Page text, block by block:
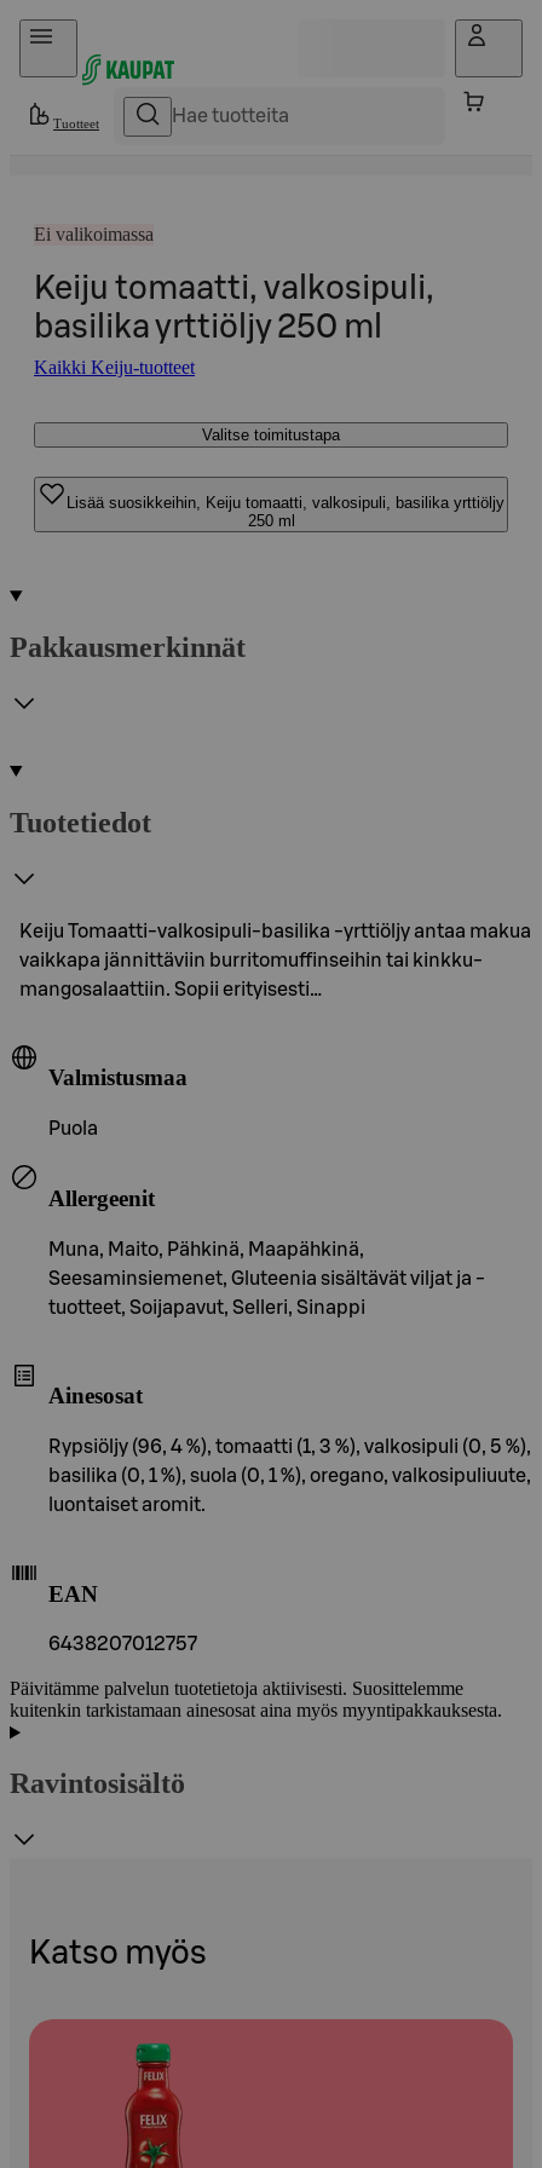
Hyppää sisältöön
Tuotteet
Ei valikoimassa
Keiju tomaatti, valkosipuli,
basilika yrttiöljy 250 ml
Kaikki Keiju-tuotteet
Valitse toimitustapa
Lisää suosikkeihin, Keiju tomaatti, valkosipuli, basilika yrttiöljy
250 ml
Pakkausmerkinnät
Tuotetiedot
Keiju Tomaatti-valkosipuli-basilika -yrttiöljy antaa makua
vaikkapa jännittäviin burritomuffinseihin tai kinkku-
mangosalaattiin. Sopii erityisesti…
Valmistusmaa
Puola
Allergeenit
Muna, Maito, Pähkinä, Maapähkinä,
Seesaminsiemenet, Gluteenia sisältävät viljat ja -
tuotteet, Soijapavut, Selleri, Sinappi
Ainesosat
Rypsiöljy (96, 4 %), tomaatti (1, 3 %), valkosipuli (0, 5 %),
basilika (0, 1 %), suola (0, 1 %), oregano, valkosipuliuute,
luontaiset aromit.
EAN
6438207012757
Päivitämme palvelun tuotetietoja aktiivisesti. Suosittelemme
kuitenkin tarkistamaan ainesosat aina myös myyntipakkauksesta.
Ravintosisältö
Katso myös